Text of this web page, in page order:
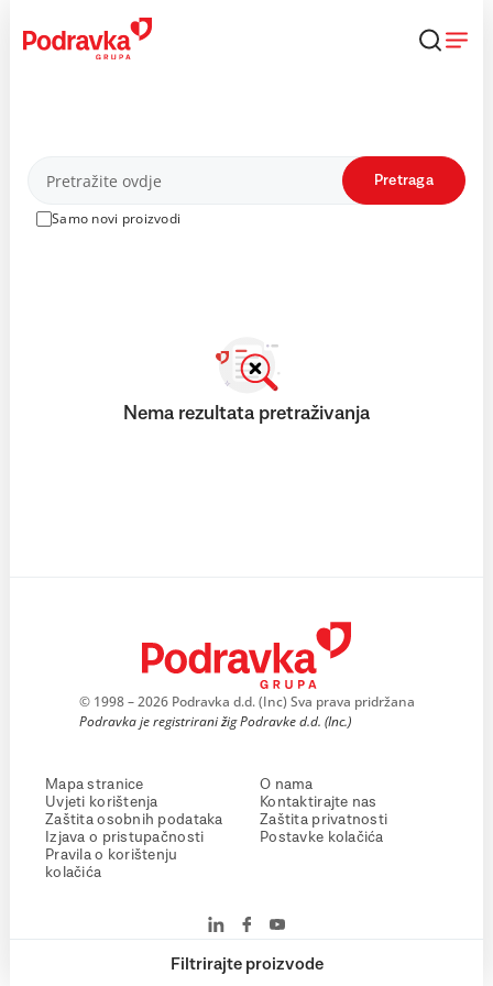
content
Proizvodi
Samo novi proizvodi
Pretraga
Filtrirajte proizvode
Nema rezultata pretraživanja
© 1998 – 2026 Podravka d.d. (Inc) Sva prava pridržana
Podravka je registrirani žig Podravke d.d. (Inc.)
Mapa stranice
Uvjeti korištenja
Zaštita osobnih podataka
Izjava o pristupačnosti
Pravila o korištenju
kolačića
O nama
Kontaktirajte nas
Zaštita privatnosti
Postavke kolačića